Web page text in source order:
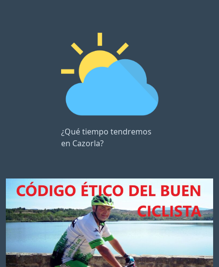
¿Qué tiempo tendremos
en Cazorla?